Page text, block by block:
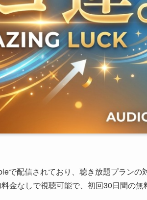
で配信されており、聴き放題プランの
金なしで視聴可能で、初回30日間の